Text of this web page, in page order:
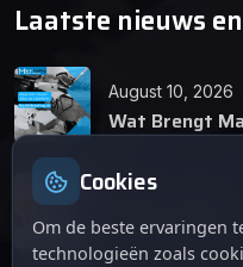
Laatste nieuws
August 10, 2026
Wat Brengt
Tips en Tricks
Cookies
Om de beste ervaringen
technologieën zoals